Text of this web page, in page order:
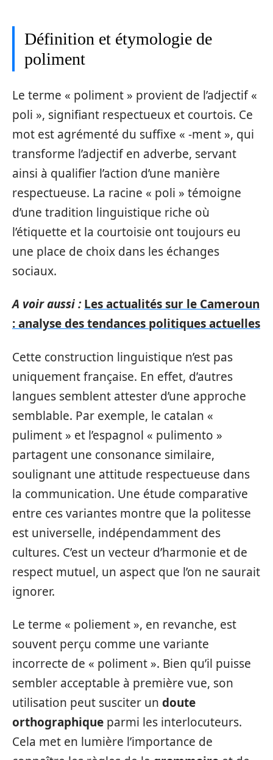
Définition et étymologie de
poliment
Le terme « poliment » provient de l’adjectif «
poli », signifiant respectueux et courtois. Ce
mot est agrémenté du suffixe « -ment », qui
transforme l’adjectif en adverbe, servant
ainsi à qualifier l’action d’une manière
respectueuse. La racine « poli » témoigne
d’une tradition linguistique riche où
l’étiquette et la courtoisie ont toujours eu
une place de choix dans les échanges
sociaux.
A voir aussi : Les actualités sur le Cameroun
: analyse des tendances politiques actuelles
Cette construction linguistique n’est pas
uniquement française. En effet, d’autres
langues semblent attester d’une approche
semblable. Par exemple, le catalan «
puliment » et l’espagnol « pulimento »
partagent une consonance similaire,
soulignant une attitude respectueuse dans
la communication. Une étude comparative
entre ces variantes montre que la politesse
est universelle, indépendamment des
cultures. C’est un vecteur d’harmonie et de
respect mutuel, un aspect que l’on ne saurait
ignorer.
Le terme « poliement », en revanche, est
souvent perçu comme une variante
incorrecte de « poliment ». Bien qu’il puisse
sembler acceptable à première vue, son
utilisation peut susciter un doute
orthographique parmi les interlocuteurs.
Cela met en lumière l’importance de